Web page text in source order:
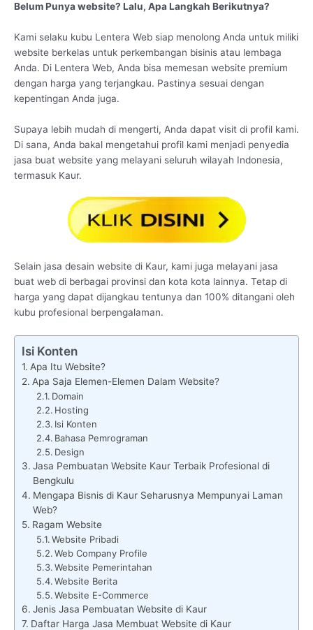
Belum Punya website? Lalu, Apa Langkah Berikutnya?
Kami selaku kubu Lentera Web siap menolong Anda untuk miliki
website berkelas untuk perkembangan bisinis atau lembaga
Anda. Di Lentera Web, Anda bisa memesan website premium
dengan harga yang terjangkau. Pastinya sesuai dengan
kepentingan Anda juga.
Supaya lebih mudah di mengerti, Anda dapat visit di profil kami.
Di sana, Anda bakal mengetahui profil kami menjadi penyedia
jasa buat website yang melayani seluruh wilayah Indonesia,
termasuk Kaur.
Selain jasa desain website di Kaur, kami juga melayani jasa
buat web di berbagai provinsi dan kota kota lainnya. Tetap di
harga yang dapat dijangkau tentunya dan 100% ditangani oleh
kubu profesional berpengalaman.
Isi Konten
Apa Itu Website?
Apa Saja Elemen-Elemen Dalam Website?
Domain
Hosting
Isi Konten
Bahasa Pemrograman
Design
Jasa Pembuatan Website Kaur Terbaik Profesional di
Bengkulu
Mengapa Bisnis di Kaur Seharusnya Mempunyai Laman
Web?
Ragam Website
Website Pribadi
Web Company Profile
Website Pemerintahan
Website Berita
Website E-Commerce
Jenis Jasa Pembuatan Website di Kaur
Daftar Harga Jasa Membuat Website di Kaur